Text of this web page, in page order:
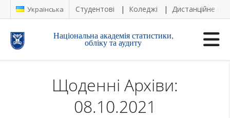
Українська Студентові Коледжі Дистанційне
Національна академія статистики,
обліку та аудиту
Щоденні Архіви:
08.10.2021